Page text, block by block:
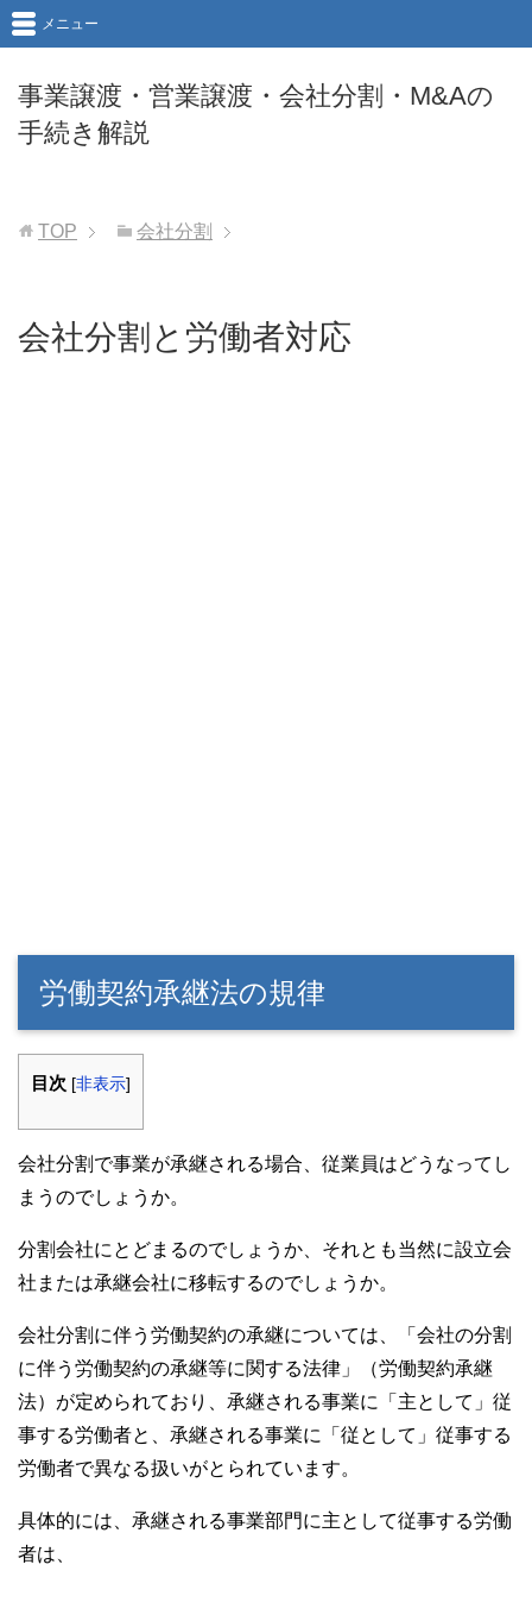
事業譲渡・営業譲渡・会社分割・M&Aの
手続き解説
メニュー
TOP 会社分割
会社分割と労働者対応
労働契約承継法の規律
目次 [非表示]
会社分割で事業が承継される場合、従業員はどうなってし
まうのでしょうか。
分割会社にとどまるのでしょうか、それとも当然に設立会
社または承継会社に移転するのでしょうか。
会社分割に伴う労働契約の承継については、「会社の分割
に伴う労働契約の承継等に関する法律」（労働契約承継
法）が定められており、承継される事業に「主として」従
事する労働者と、承継される事業に「従として」従事する
労働者で異なる扱いがとられています。
具体的には、承継される事業部門に主として従事する労働
者は、